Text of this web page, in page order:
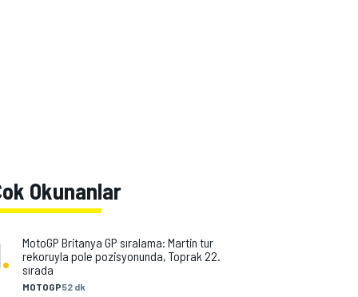
Okunanlar
.
MOTOGP52 dk
MotoGP Britanya GP sıralama: Martin tur
rekoruyla pole pozisyonunda, Toprak 22.
sırada